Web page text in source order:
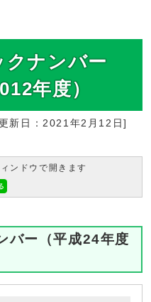
クナンバー
年度）
新日： 2021年2月12日]
ンドウで開きます
バー（平成24年度